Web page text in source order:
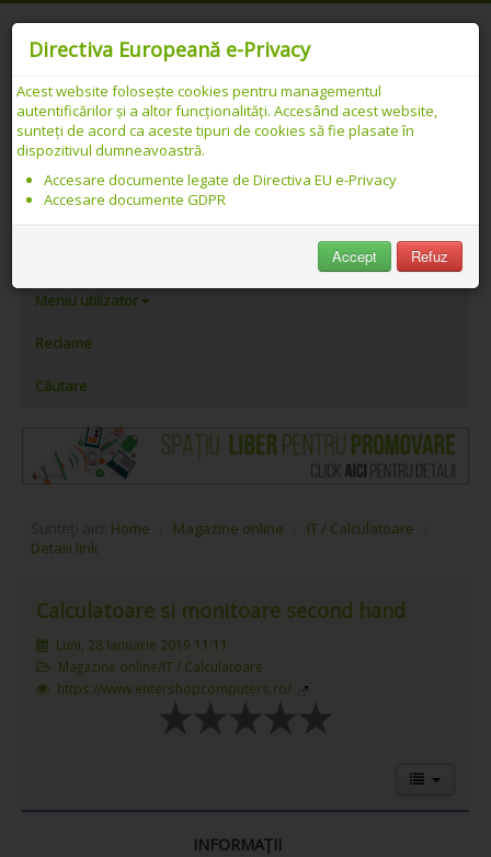
Catalog web SEO PREMIUM Românesc -
Detalii link
Meniu utilizator
Reclame
Căutare
Home Magazine online IT / Calculatoare
Detalii link
Calculatoare si monitoare second hand
Luni, 28 Ianuarie 2019 11:11
Magazine online/IT / Calculatoare
https://www.entershopcomputers.ro/
INFORMAȚII
Directiva Europeană e-Privacy
Acest website folosește cookies pentru managementul
autentificărilor și a altor funcționalități. Accesând acest website,
sunteți de acord ca aceste tipuri de cookies să fie plasate în
dispozitivul dumneavoastră.
Accesare documente legate de Directiva EU e-Privacy
Accesare documente GDPR
Accept Refuz